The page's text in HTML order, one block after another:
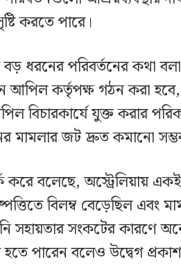
করতে পারে।
বড় ধরনের পরিবর্তনের কথা
আপিল কর্তৃপক্ষ গঠন করা
বিচারকার্যে যুক্ত করার
মামলার জট দ্রুত কমানো
করে বলেছে, অস্ট্রেলিয়ায়
বিলম্ব বেড়েছিল এবং
সহায়তার সংকটের কারণে
পারেন বলেও উদ্বেগ